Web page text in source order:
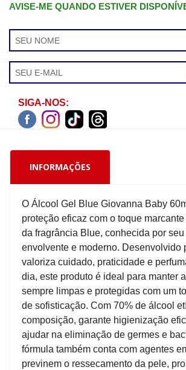
AVISE-ME QUANDO ESTIVER
SIGA-NOS:
INFORMAÇÕES
O Álcool Gel Blue Giovanna Baby
proteção eficaz com o toque
da fragrância Blue, conhecida por seu
envolvente e moderno. Desenvolvido
valoriza cuidado, praticidade e
dia, este produto é ideal para manter
sempre limpas e protegidas com um
de sofisticação. Com 70% de álcool
composição, garante higienização
ajudar na eliminação de germes e
fórmula também conta com agentes
previnem o ressecamento da pele,